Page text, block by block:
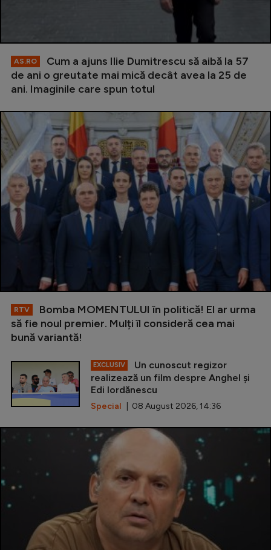
AS.RO
Cum a ajuns Ilie Dumitrescu să aibă la 57
de ani o greutate mai mică decât avea la 25 de
ani. Imaginile care spun totul
RTV
Bomba MOMENTULUI în politică! El ar urma
să fie noul premier. Mulți îl consideră cea mai
bună variantă!
EXCLUSIV
Un cunoscut regizor
realizează un film despre Anghel și
Edi Iordănescu
Special | 08 August 2026, 14:36